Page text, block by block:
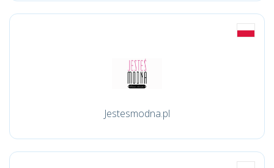
Jestesmodna.pl